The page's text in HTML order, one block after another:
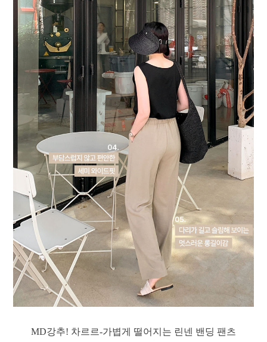
MD강추! 차르르-가볍게 떨어지는 린넨 밴딩 팬츠